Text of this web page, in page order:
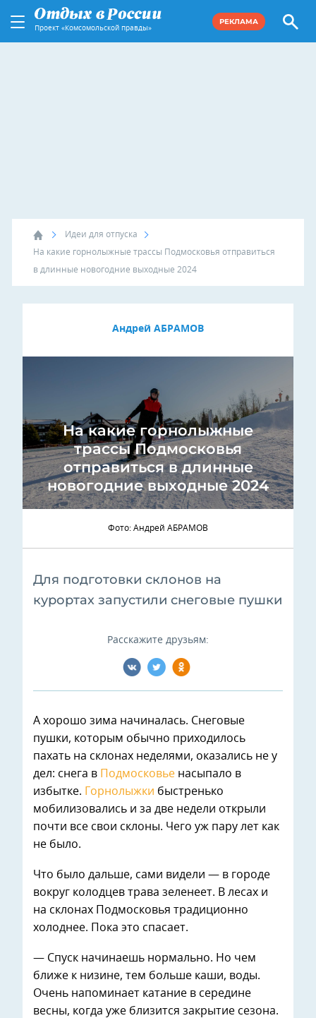
Проект «Комсомольской правды»
РЕКЛАМА
Идеи для отпуска
На какие горнолыжные трассы Подмосковья отправиться
в длинные новогодние выходные 2024
Андрей АБРАМОВ
На какие горнолыжные
трассы Подмосковья
отправиться в длинные
новогодние выходные 2024
Фото: Андрей АБРАМОВ
Для подготовки склонов на
курортах запустили снеговые пушки
Расскажите друзьям:
А хорошо зима начиналась. Снеговые
пушки, которым обычно приходилось
пахать на склонах неделями, оказались не у
дел: снега в
Подмосковье насыпало в
избытке.
Горнолыжки быстренько
мобилизовались и за две недели открыли
почти все свои склоны. Чего уж пару лет как
не было.
Что было дальше, сами видели — в городе
вокруг колодцев трава зеленеет. В лесах и
на склонах Подмосковья традиционно
холоднее. Пока это спасает.
— Спуск начинаешь нормально. Но чем
ближе к низине, тем больше каши, воды.
Очень напоминает катание в середине
весны, когда уже близится закрытие сезона.